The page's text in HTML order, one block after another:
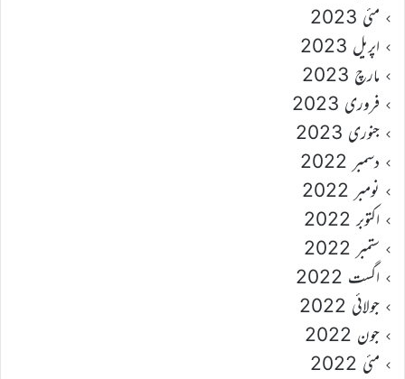
مئی 2023
اپریل 2023
مارچ 2023
فروری 2023
جنوری 2023
دسمبر 2022
نومبر 2022
اکتوبر 2022
ستمبر 2022
اگست 2022
جولائی 2022
جون 2022
مئی 2022